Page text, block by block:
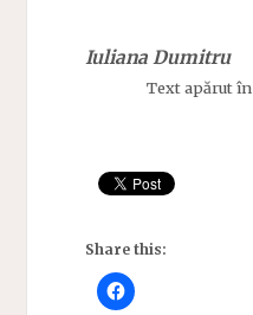
Iuliana Dumitru
Text apărut în
Share this: